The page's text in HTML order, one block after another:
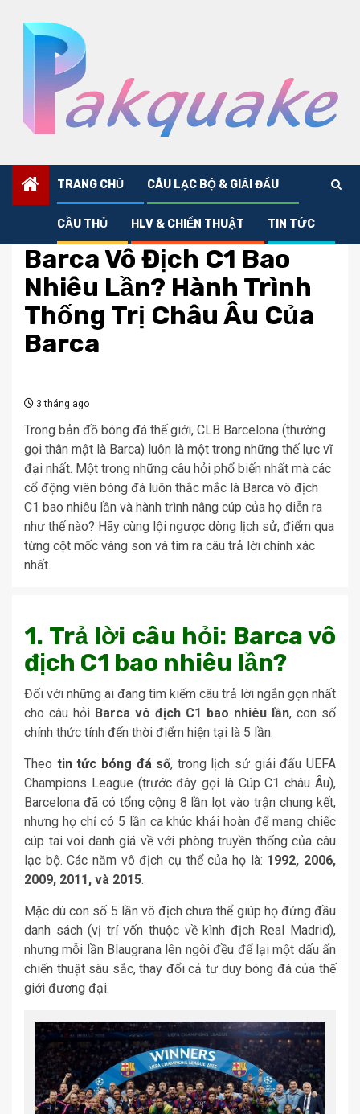
content
TRANG CHỦ CÂU LẠC BỘ & GIẢI ĐẤU
CẦU THỦ HLV & CHIẾN THUẬT TIN TỨC
Câu lạc bộ & Giải đấu
Barca Vô Địch C1 Bao
Nhiêu Lần? Hành Trình
Thống Trị Châu Âu Của
Barca
3 tháng ago
Trong bản đồ bóng đá thế giới, CLB Barcelona (thường
gọi thân mật là Barca) luôn là một trong những thế lực vĩ
đại nhất. Một trong những câu hỏi phổ biến nhất mà các
cổ động viên bóng đá luôn thắc mắc là Barca vô địch
C1 bao nhiêu lần và hành trình nâng cúp của họ diễn ra
như thế nào? Hãy cùng lội ngược dòng lịch sử, điểm qua
từng cột mốc vàng son và tìm ra câu trả lời chính xác
nhất.
1. Trả lời câu hỏi: Barca vô
địch C1 bao nhiêu lần?
Đối với những ai đang tìm kiếm câu trả lời ngắn gọn nhất
cho câu hỏi Barca vô địch C1 bao nhiêu lần, con số
chính thức tính đến thời điểm hiện tại là 5 lần.
Theo tin tức bóng đá số, trong lịch sử giải đấu UEFA
Champions League (trước đây gọi là Cúp C1 châu Âu),
Barcelona đã có tổng cộng 8 lần lọt vào trận chung kết,
nhưng họ chỉ có 5 lần ca khúc khải hoàn để mang chiếc
cúp tai voi danh giá về với phòng truyền thống của câu
lạc bộ. Các năm vô địch cụ thể của họ là: 1992, 2006,
2009, 2011, và 2015.
Mặc dù con số 5 lần vô địch chưa thể giúp họ đứng đầu
danh sách (vị trí vốn thuộc về kình địch Real Madrid),
nhưng mỗi lần Blaugrana lên ngôi đều để lại một dấu ấn
chiến thuật sâu sắc, thay đổi cả tư duy bóng đá của thế
giới đương đại.